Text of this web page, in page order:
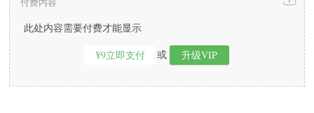
此处内容需要付费才能显示
¥9立即支付 或 升级VIP